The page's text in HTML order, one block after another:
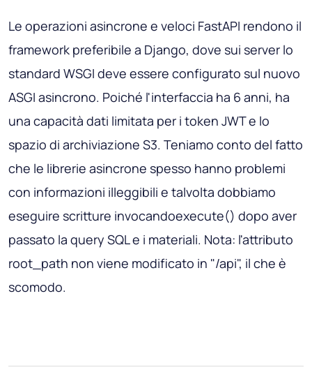
Le operazioni asincrone e veloci FastAPI rendono il
framework preferibile a Django, dove sui server lo
standard WSGI deve essere configurato sul nuovo
ASGI asincrono. Poiché l'interfaccia ha 6 anni, ha
una capacità dati limitata per i token JWT e lo
spazio di archiviazione S3. Teniamo conto del fatto
che le librerie asincrone spesso hanno problemi
con informazioni illeggibili e talvolta dobbiamo
eseguire scritture invocandoexecute() dopo aver
passato la query SQL e i materiali. Nota: l'attributo
root_path non viene modificato in "/api", il che è
scomodo.